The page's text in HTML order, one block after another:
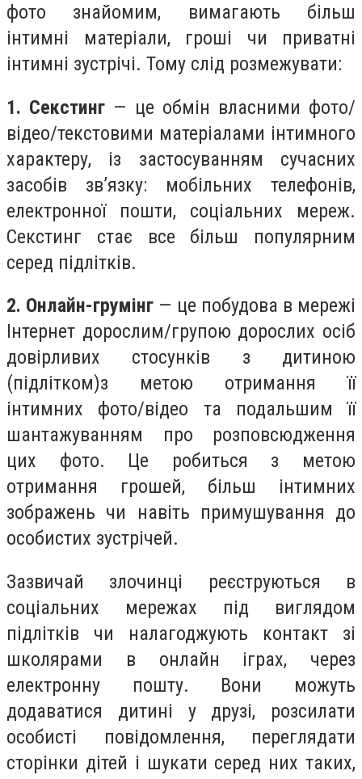
фото знайомим, вимагають більш
інтимні матеріали, гроші чи приватні
інтимні зустрічі. Тому слід розмежувати:
1. Секстинг — це обмін власними фото/
відео/текстовими матеріалами інтимного
характеру, із застосуванням сучасних
засобів зв’язку: мобільних телефонів,
електронної пошти, соціальних мереж.
Секстинг стає все більш популярним
серед підлітків.
2. Онлайн-грумінг — це побудова в мережі
Інтернет дорослим/групою дорослих осіб
довірливих стосунків з дитиною
(підлітком)з метою отримання її
інтимних фото/відео та подальшим її
шантажуванням про розповсюдження
цих фото. Це робиться з метою
отримання грошей, більш інтимних
зображень чи навіть примушування до
особистих зустрічей.
Зазвичай злочинці реєструються в
соціальних мережах під виглядом
підлітків чи налагоджують контакт зі
школярами в онлайн іграх, через
електронну пошту. Вони можуть
додаватися дитині у друзі, розсилати
особисті повідомлення, переглядати
сторінки дітей і шукати серед них таких,